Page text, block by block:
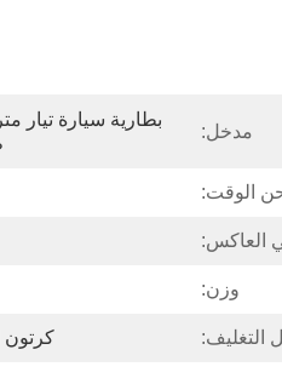
مدخل:
الوقت:
العاكس:
وزن:
التغليف: كرتون